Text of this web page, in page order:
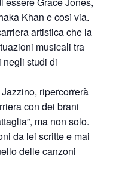
Khan e così via.
artistica che la
musicali tra
negli studi di
ripercorrerà
con dei brani
ma non solo.
da lei scritte e mai
delle canzoni